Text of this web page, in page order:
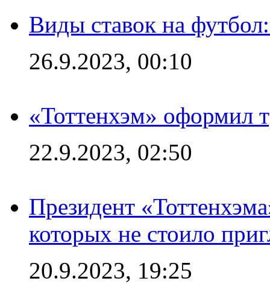
Виды ставок на
26.9.2023, 00:10
«Тоттенхэм» оформил
22.9.2023, 02:50
Президент
которых не стоило
20.9.2023, 19:25